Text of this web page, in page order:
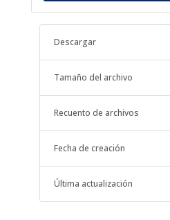
Descargar
Tamaño del archivo
Recuento de archivos
Fecha de creación
Última actualización